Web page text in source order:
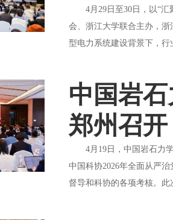
4月29日至30日，以“汇
会、浙江大学联合主办，
型电力系统建设背景下，
中国岩
郑州召开
4月19日，中国岩石力学
中国科协2026年全面从严
督导和科协的各项考核。